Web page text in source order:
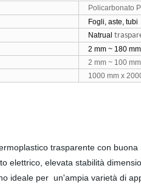
Policarbonato
Fogli, aste, tubi
Natrual
2 mm ~ 180 mm
2 mm ~ 100 mm
1000 mm x
trasparente con
elettrico, elevata stabilità
ideale per un'ampia varietà di